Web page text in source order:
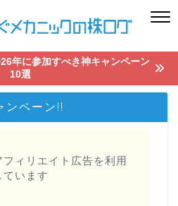
年に参加すべき神キャンペーン
10選
ンペーン!!
ィリエイト広告を利用
ています